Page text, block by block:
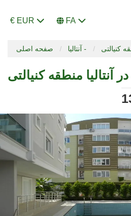
€ EUR FA
صفحه اصلی آنتالیا - کنیالتی
آنتالیا منطقه کنیالتی